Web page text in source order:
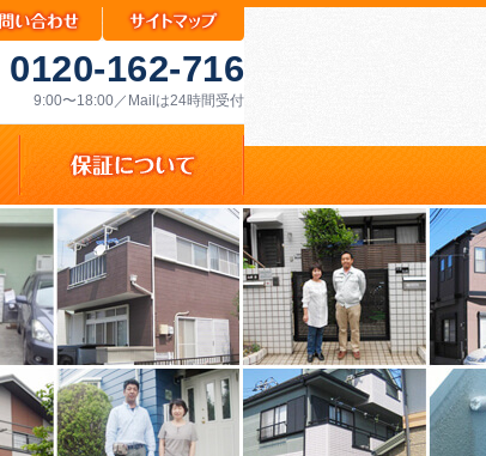
0120-162-716
9:00〜18:00／Mailは24時間受付